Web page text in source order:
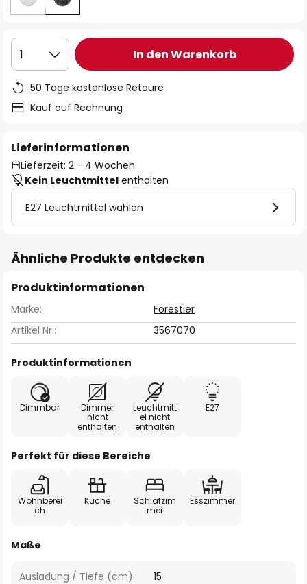
1 In den Warenkorb
50 Tage kostenlose Retoure
Kauf auf Rechnung
Lieferinformationen
Lieferzeit: 2 - 4 Wochen
Kein Leuchtmittel enthalten
E27 Leuchtmittel wählen
Ähnliche Produkte entdecken
Produktinformationen
Marke:
Forestier
Artikel Nr.:
3567070
Produktinformationen
Dimmbar
Dimmer
nicht
enthalten
Leuchtmitt
el nicht
enthalten
E27
Perfekt für diese Bereiche
Wohnberei
ch
Küche
Schlafzim
mer
Esszimmer
Maße
Ausladung / Tiefe (cm):
15